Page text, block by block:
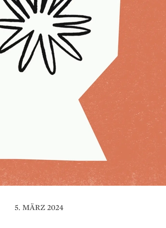
5. MÄRZ 2024